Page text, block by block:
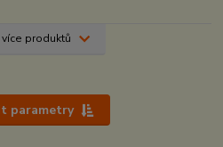
produktů
parametry